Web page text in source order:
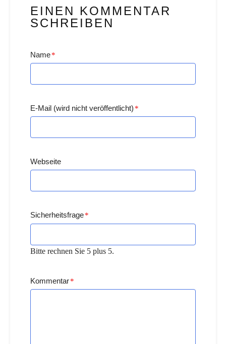
EINEN KOMMENTAR
SCHREIBEN
Name*
E-Mail (wird nicht veröffentlicht) *
Webseite
Sicherheitsfrage*
Bitte rechnen Sie 5 plus 5.
Kommentar*